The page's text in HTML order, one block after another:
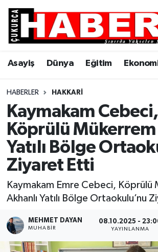
Asayiş Dünya Eğitim
HABERLER HAKKARI
Kaymakam Cebeci,
Köprülü Mükerrem
Yatılı Bölge
Ziyaret Etti
Kaymakam Emre Cebeci, Köprülü
Akhanlı Yatılı Bölge Ortaokulu’nu
MEHMET DAYAN
MUHABIR
08.10.2025 -
YAYINLANMA
Asayiş
Dünya
Eğitim
Ekonomi
Genel
Gündem
Hakkari
Siyaset
Son Dakika
Hava Durumu
Trafik Durumu
Süper Lig Puan Durumu ve Fikstür
Tüm Manşetler
Son Dakika Haberleri
Haber Arşivi